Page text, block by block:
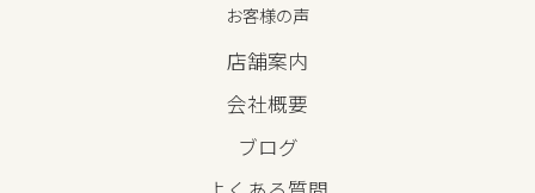
お客様の声
店舗案内
会社概要
ブログ